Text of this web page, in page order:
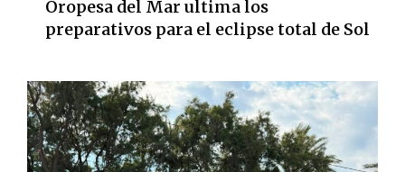
Oropesa del Mar ultima los
preparativos para el eclipse total de Sol